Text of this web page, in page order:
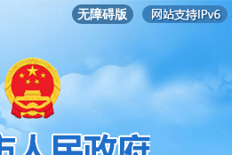
无障碍版